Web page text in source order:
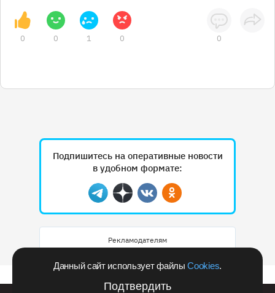
Данный сайт использует файлыCookies.
Подтвердить
0 0 1 0 0
Подпишитесь на оперативные новости
в удобном формате:
Telegram
ДзенВконтактеОдноклассники
Рекламодателям